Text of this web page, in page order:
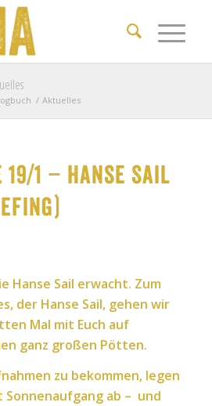
/ Aktuelles
1 – Hanse Sail
Hanse Sail erwacht. Zum
der Hanse Sail, gehen wir
Mal mit Euch auf
ganz großen Pötten.
zu bekommen, legen
ab – und